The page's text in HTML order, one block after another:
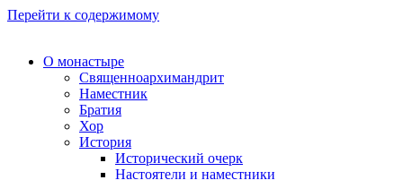
Перейти к содержимому
О монастыре
Священноархимандрит
Наместник
Братия
Хор
История
Исторический очерк
Настоятели и наместники